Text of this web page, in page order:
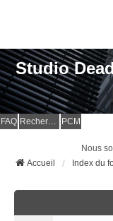
Studio
FAQ Rechercher PCM
Nous
Accueil
Index du